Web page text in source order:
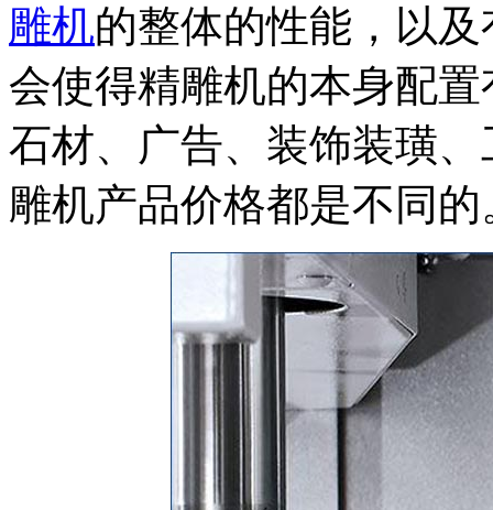
雕机的整体的性能，以
会使得精雕机的本身配
石材、广告、装饰装璜
雕机产品价格都是不同的